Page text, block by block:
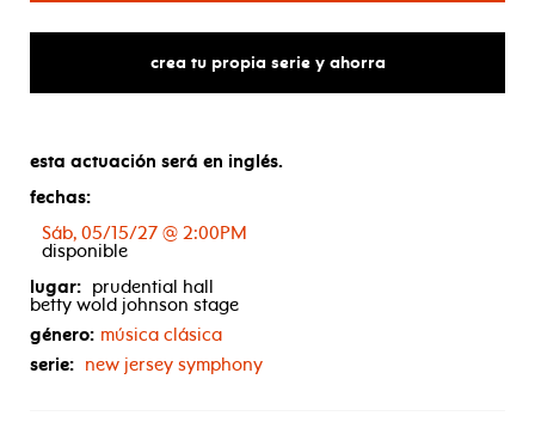
crea tu propia serie y ahorra
esta actuación será en inglés.
fechas:
Sáb, 05/15/27 @ 2:00PM
disponible
lugar: prudential hall
betty wold johnson stage
género: música clásica
serie: new jersey symphony